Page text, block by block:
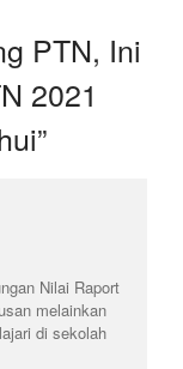
PTN, Ini
2021
”
Nilai Raport
melainkan
di sekolah